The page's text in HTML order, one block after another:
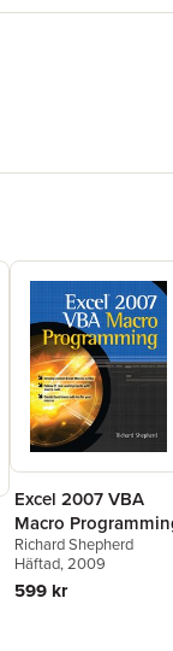
Unnatural Causes
Excel 2007 VBA
Macro
Richard Shepherd
Häftad, 2009
599 kr